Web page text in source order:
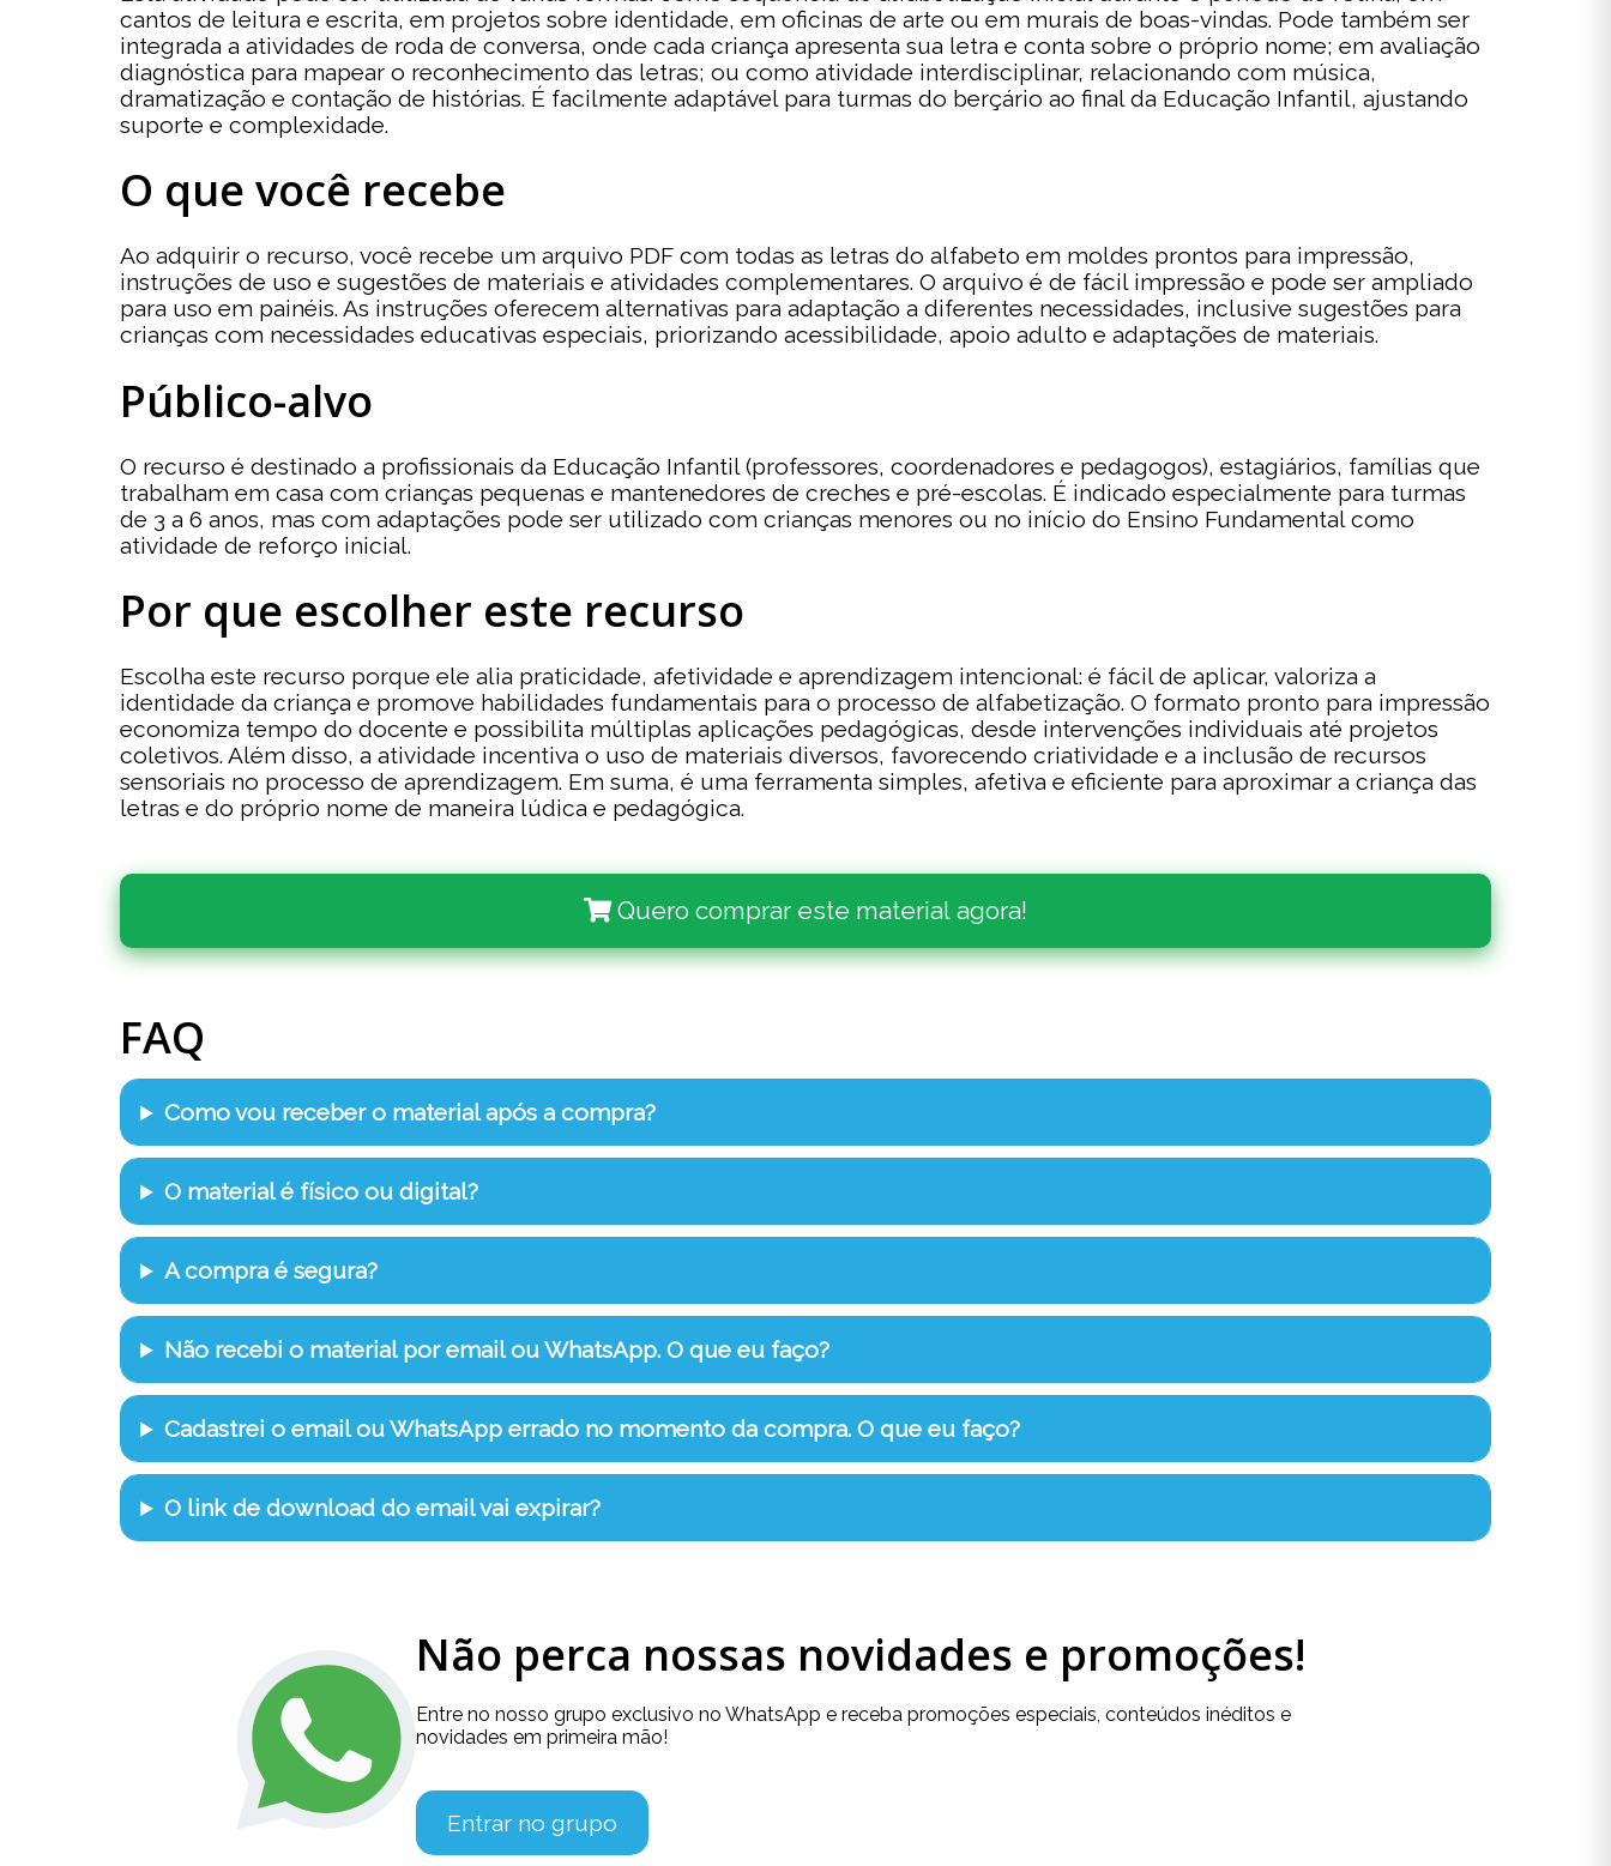
cantos de leitura e escrita, em projetos sobre identidade, em oficinas de arte ou em murais de boas-vindas. Pode também ser
integrada a atividades de roda de conversa, onde cada criança apresenta sua letra e conta sobre o próprio nome; em avaliação
diagnóstica para mapear o reconhecimento das letras; ou como atividade interdisciplinar, relacionando com música,
dramatização e contação de histórias. É facilmente adaptável para turmas do berçário ao final da Educação Infantil, ajustando
suporte e complexidade.
O que você recebe
Ao adquirir o recurso, você recebe um arquivo PDF com todas as letras do alfabeto em moldes prontos para impressão,
instruções de uso e sugestões de materiais e atividades complementares. O arquivo é de fácil impressão e pode ser ampliado
para uso em painéis. As instruções oferecem alternativas para adaptação a diferentes necessidades, inclusive sugestões para
crianças com necessidades educativas especiais, priorizando acessibilidade, apoio adulto e adaptações de materiais.
Público-alvo
O recurso é destinado a profissionais da Educação Infantil (professores, coordenadores e pedagogos), estagiários, famílias que
trabalham em casa com crianças pequenas e mantenedores de creches e pré-escolas. É indicado especialmente para turmas
de 3 a 6 anos, mas com adaptações pode ser utilizado com crianças menores ou no início do Ensino Fundamental como
atividade de reforço inicial.
Por que escolher este recurso
Escolha este recurso porque ele alia praticidade, afetividade e aprendizagem intencional: é fácil de aplicar, valoriza a
identidade da criança e promove habilidades fundamentais para o processo de alfabetização. O formato pronto para impressão
economiza tempo do docente e possibilita múltiplas aplicações pedagógicas, desde intervenções individuais até projetos
coletivos. Além disso, a atividade incentiva o uso de materiais diversos, favorecendo criatividade e a inclusão de recursos
sensoriais no processo de aprendizagem. Em suma, é uma ferramenta simples, afetiva e eficiente para aproximar a criança das
letras e do próprio nome de maneira lúdica e pedagógica.
Quero comprar este material agora!
FAQ
Como vou receber o material após a compra?
O material é físico ou digital?
A compra é segura?
Não recebi o material por email ou WhatsApp. O que eu faço?
Cadastrei o email ou WhatsApp errado no momento da compra. O que eu faço?
O link de download do email vai expirar?
Não perca nossas novidades e promoções!
Entre no nosso grupo exclusivo no WhatsApp e receba promoções especiais, conteúdos inéditos e
novidades em primeira mão!
Entrar no grupo